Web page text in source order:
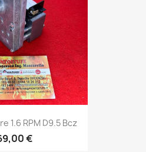
1.6 RPM D9.5 Bcz
€